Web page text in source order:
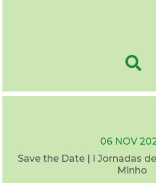
06 NOV
Save the Date | I Jornadas
Minho